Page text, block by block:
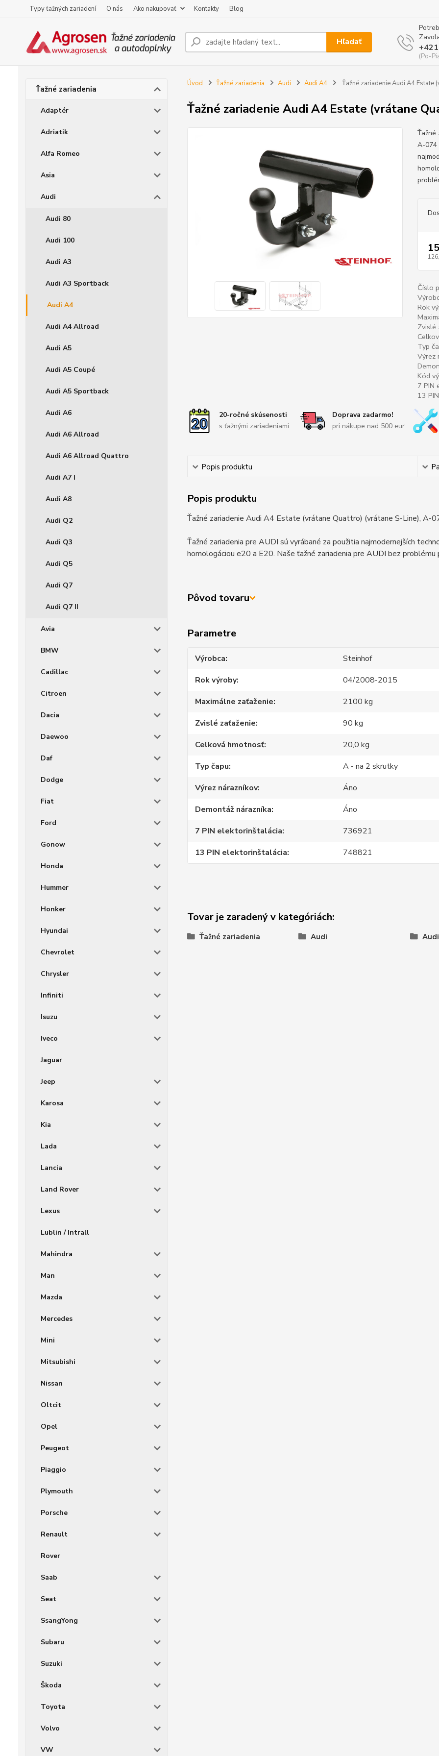
Typy ťažných zariadení O nás Ako nakupovať Kontakty Blog
Hľadať
(Po-
Ťažné zariadenia
Adaptér
Adriatik
Alfa Romeo
Asia
Audi
Audi 80
Audi 100
Audi A3
Audi A3 Sportback
Audi A4
Audi A4 Allroad
Audi A5
Audi A5 Coupé
Audi A5 Sportback
Audi A6
Audi A6 Allroad
Audi A6 Allroad Quattro
Audi A7 I
Audi A8
Audi Q2
Audi Q3
Audi Q5
Audi Q7
Audi Q7 II
Avia
BMW
Cadillac
Citroen
Dacia
Daewoo
Daf
Dodge
Fiat
Ford
Gonow
Honda
Hummer
Honker
Hyundai
Chevrolet
Chrysler
Infiniti
Isuzu
Iveco
Jaguar
Jeep
Karosa
Kia
Lada
Lancia
Land Rover
Lexus
Lublin / Intrall
Mahindra
Man
Mazda
Mercedes
Mini
Mitsubishi
Nissan
Oltcit
Opel
Peugeot
Piaggio
Plymouth
Porsche
Renault
Rover
Saab
Seat
SsangYong
Subaru
Suzuki
Škoda
Toyota
Volvo
VW
Úvod Ťažné zariadenia Audi Audi A4 Ťažné zariadenie Audi A4 Estate
Ťažné zariadenie Audi A4 Estate (vrátane
Ťažné
A-074
Číslo
Rok
Zvislé
Typ
Výrez
Kód
7 PIN
13
20-ročné skúsenosti
s ťažnými zariadeniami
Doprava zadarmo!
pri nákupe nad 500 eur
Popis produktu
Popis produktu
Ťažné zariadenie Audi A4 Estate (vrátane Quattro) (vrátane S-Line), A-
Ťažné zariadenia pre AUDI sú vyrábané za použitia najmodernejších
homologáciou e20 a E20. Naše ťažné zariadenia pre AUDI bez
Pôvod tovaru
Parametre
Výrobca
Steinhof
Rok výroby
04/2008-2015
Maximálne zaťaženie
2100 kg
Zvislé zaťaženie
90 kg
Celková hmotnosť
20,0 kg
Typ čapu
A - na 2 skrutky
Výrez nárazníkov
Áno
Demontáž nárazníka
Áno
7 PIN elektorinštalácia
736921
13 PIN elektorinštalácia
748821
Tovar je zaradený v kategóriách:
Ťažné zariadenia Audi